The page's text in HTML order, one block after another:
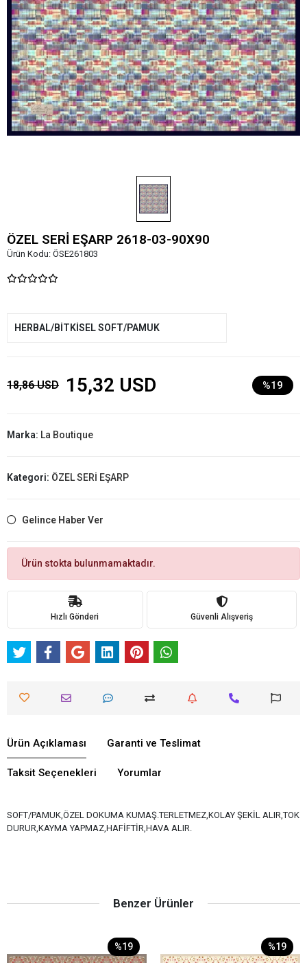
ÖZEL SERİ EŞARP 2618-03-90X90
Ürün Kodu: ÖSE261803
HERBAL/BİTKİSEL SOFT/PAMUK
18,86 USD 15,32 USD %19
Marka: La Boutique
Kategori: ÖZEL SERİ EŞARP
Gelince Haber Ver
Ürün stokta bulunmamaktadır.
Hızlı Gönderi Güvenli Alışveriş
Ürün Açıklaması Garanti ve Teslimat
Taksit Seçenekleri Yorumlar
SOFT/PAMUK,ÖZEL DOKUMA KUMAŞ.TERLETMEZ,KOLAY ŞEKİL ALIR,TOK
DURUR,KAYMA YAPMAZ,HAFİFTİR,HAVA ALIR.
Benzer Ürünler
%19 %19